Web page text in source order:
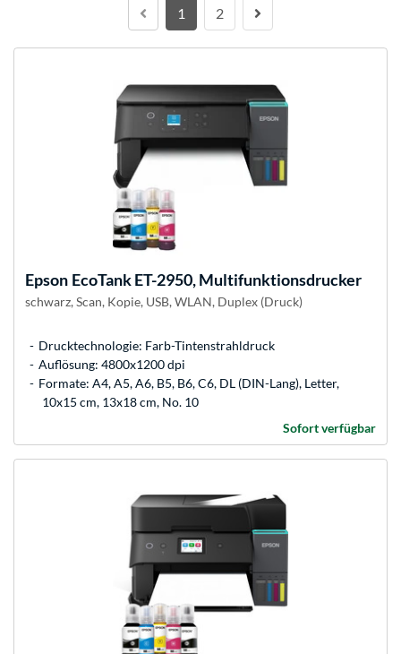
1 2
Epson EcoTank ET-2950, Multifunktionsdrucker
schwarz, Scan, Kopie, USB, WLAN, Duplex (Druck)
Drucktechnologie: Farb-Tintenstrahldruck
Auflösung: 4800x1200 dpi
Formate: A4, A5, A6, B5, B6, C6, DL (DIN-Lang), Letter,
10x15 cm, 13x18 cm, No. 10
Sofort verfügbar